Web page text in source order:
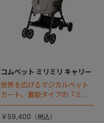
コムペット ミリミリ キャリー
世界を広げるマジカルペット
カート。着脱タイプの『ミリ
ミリEG』 がフルモデルチェン
ジ 。新機能「マジカルフォー
￥59,400